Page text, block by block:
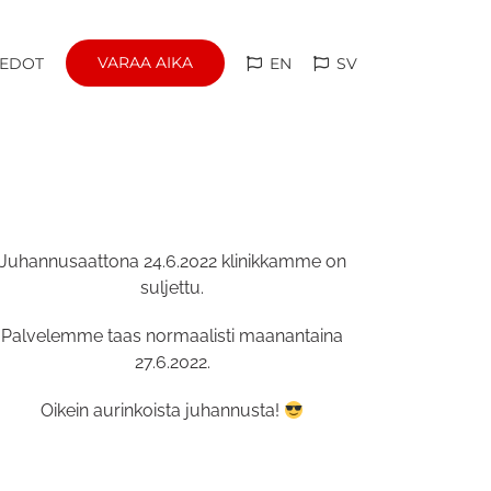
VARAA AIKA EN SV
Juhannusaattona 24.6.2022 klinikkamme on
suljettu.
Palvelemme taas normaalisti maanantaina
27.6.2022.
Oikein aurinkoista juhannusta!